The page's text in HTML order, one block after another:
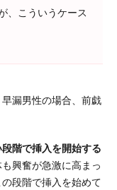
、こういうケース
漏男性の場合、前戯
階で挿入を開始する
興奮が急激に高まっ
段階で挿入を始めて